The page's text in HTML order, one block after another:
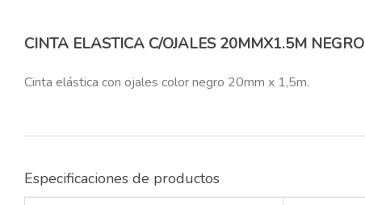
CINTA ELASTICA C/OJALES 20MMX1.5M NEGRO
Cinta elástica con ojales color negro 20mm x 1,5m.
Especificaciones de productos